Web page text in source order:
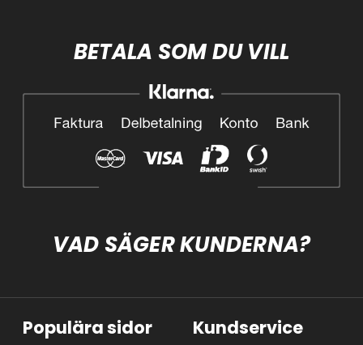
BETALA SOM DU VILL
VAD SÄGER KUNDERNA?
Populära sidor Kundservice